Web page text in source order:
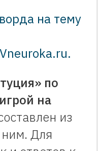
на тему
.
по
на
из
Для